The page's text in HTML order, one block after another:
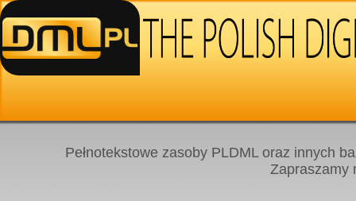
Pełnotekstowe zasoby PLDML oraz innych
Zapraszamy